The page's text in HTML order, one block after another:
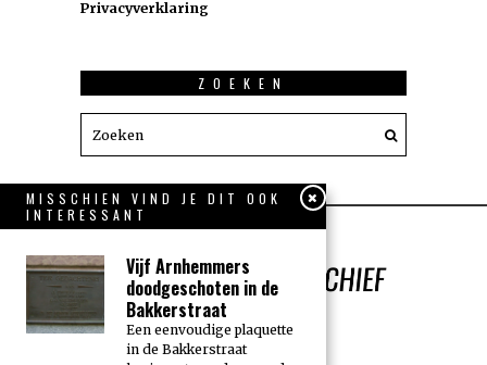
Privacyverklaring
ZOEKEN
MISSCHIEN VIND JE DIT OOK
INTERESSANT
Vijf Arnhemmers
doodgeschoten in de
Bakkerstraat
Een eenvoudige plaquette
in de Bakkerstraat